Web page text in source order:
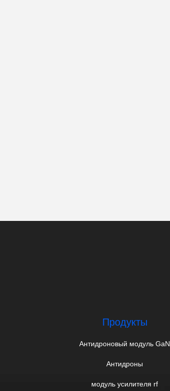
Продукты
Антидроновый модуль GaN
Антидроны
модуль усилителя rf